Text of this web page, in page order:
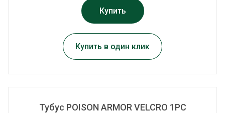
Купить
Купить в один клик
Тубус POISON ARMOR VELCRO 1PC